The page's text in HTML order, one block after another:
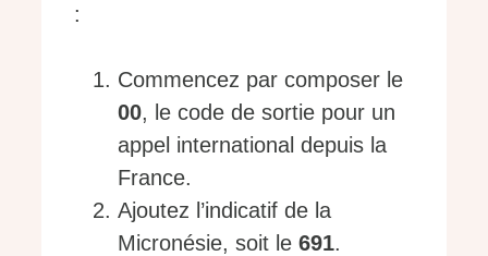
:
Commencez par composer le
00, le code de sortie pour un
appel international depuis la
France.
Ajoutez l’indicatif de la
Micronésie, soit le 691.